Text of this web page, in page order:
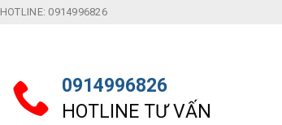
HOTLINE: 0914996826
0914996826
HOTLINE TƯ VẤN